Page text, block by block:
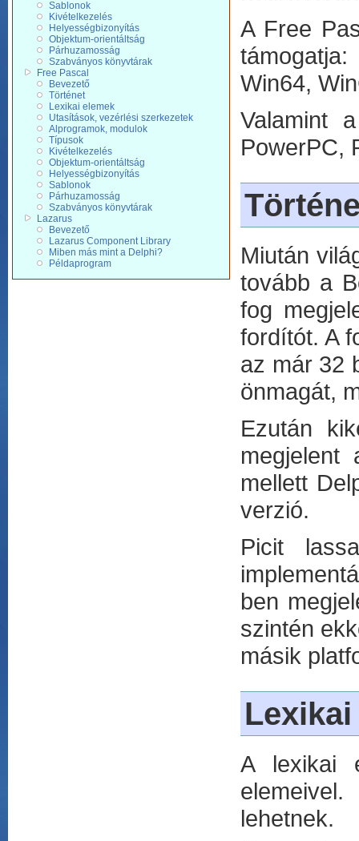
Sablonok
Kivételkezelés
Helyességbizonyítás
Objektum-orientáltság
Párhuzamosság
Szabványos könyvtárak
Free Pascal
Bevezető
Történet
Lexikai elemek
Utasítások, vezérlési szerkezetek
Alprogramok, modulok
Típusok
Kivételkezelés
Objektum-orientáltság
Helyességbizonyítás
Sablonok
Párhuzamosság
Szabványos könyvtárak
Lazarus
Bevezető
Lazarus Component Library
Miben más mint a Delphi?
Példaprogram
A Free
Win64,
Valamint
PowerPC,
Miután
tovább a
fog
fordítót. A
az már 32
önmagát,
Ezután
mellett
verzió.
Picit
ben
szintén
másik
A lexikai
lehetnek.